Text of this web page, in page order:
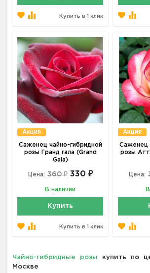
Купить в 1 клик
Акция
Саженец чайно-гибридной
розы Гранд гала (Grand
Gala)
Цена: 360 ₽ 330 ₽
В наличии
Купить
Купить в 1 клик
Акция
Саженец
розы
Цена:
Чайно-гибридные розы
купить по
Москве